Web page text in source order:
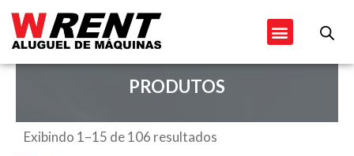
para
conteúdo
Menu
PRODUTOS
Exibindo 1–15 de 106 resultados